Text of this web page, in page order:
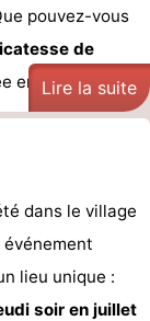
pouvez-vous
de
en ...Lire la suite
dans le village
lieu unique :
soir en juillet